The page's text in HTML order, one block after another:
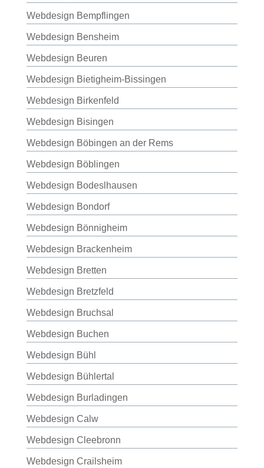
Webdesign Bempflingen
Webdesign Bensheim
Webdesign Beuren
Webdesign Bietigheim-Bissingen
Webdesign Birkenfeld
Webdesign Bisingen
Webdesign Böbingen an der Rems
Webdesign Böblingen
Webdesign Bodeslhausen
Webdesign Bondorf
Webdesign Bönnigheim
Webdesign Brackenheim
Webdesign Bretten
Webdesign Bretzfeld
Webdesign Bruchsal
Webdesign Buchen
Webdesign Bühl
Webdesign Bühlertal
Webdesign Burladingen
Webdesign Calw
Webdesign Cleebronn
Webdesign Crailsheim